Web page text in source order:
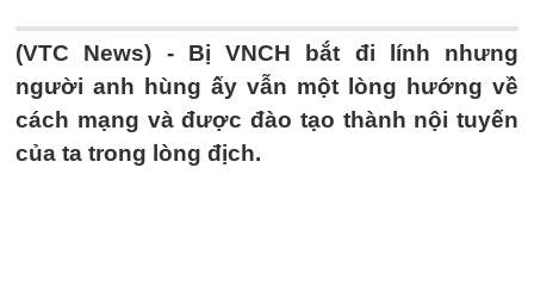
(VTC News) - Bị VNCH bắt đi lính nhưng
người anh hùng ấy vẫn một lòng hướng về
cách mạng và được đào tạo thành nội tuyến
của ta trong lòng địch.